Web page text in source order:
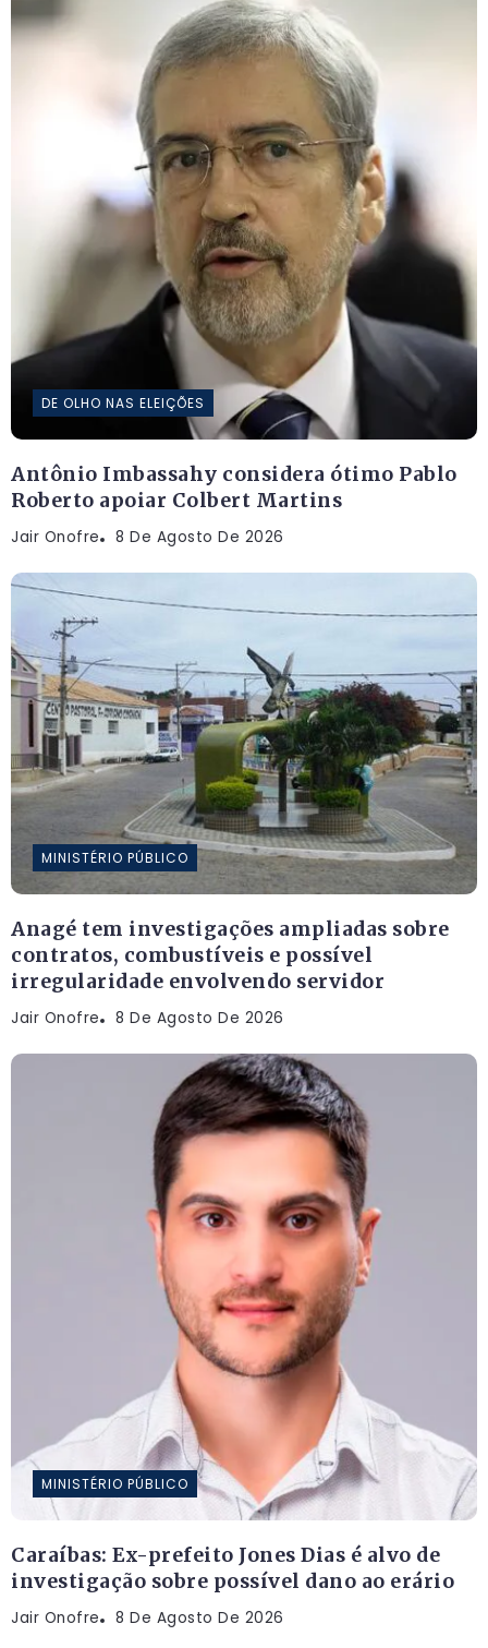
DE OLHO NAS ELEIÇÕES
Antônio Imbassahy considera ótimo Pablo
Roberto apoiar Colbert Martins
Jair Onofre 8 De Agosto De 2026
MINISTÉRIO PÚBLICO
Anagé tem investigações ampliadas sobre
contratos, combustíveis e possível
irregularidade envolvendo servidor
Jair Onofre 8 De Agosto De 2026
MINISTÉRIO PÚBLICO
Caraíbas: Ex-prefeito Jones Dias é alvo de
investigação sobre possível dano ao erário
Jair Onofre 8 De Agosto De 2026